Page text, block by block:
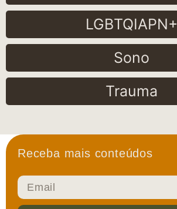
LGBTQIAPN+
Sono
Trauma
Receba mais conteúdos